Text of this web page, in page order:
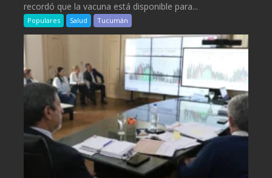
recordó que la vacuna está disponible para...
Populares Salud Tucumán